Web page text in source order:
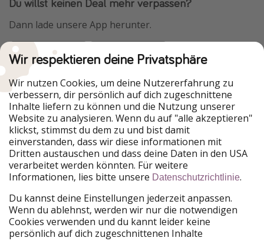
Dann lade unsere App herunter.
Urlaubspiraten ist Teil der HolidayPirates Group
Unsere Märkte
PiratinViaggio
HolidayPirates
VakantiePiraten
WakacyjniPiraci
VoyagesPirates
Ferienpiraten
Urlaubspiraten
ViajerosPiratas
TravelPirates
HolidayPirates Group
Lerne uns kennen Rechtliches
Wir respektieren deine Privatsphäre
Wir nutzen Cookies, um deine Nutzererfahrung zu
verbessern, dir persönlich auf dich zugeschnittene
Inhalte liefern zu können und die Nutzung unserer
Website zu analysieren. Wenn du auf "alle akzeptieren"
klickst, stimmst du dem zu und bist damit
einverstanden, dass wir diese informationen mit
Dritten austauschen und dass deine Daten in den USA
verarbeitet werden könnten. Für weitere
Informationen, lies bitte unsere Datenschutzrichtlinie.
Du kannst deine Einstellungen jederzeit anpassen.
Wenn du ablehnst, werden wir nur die notwendigen
Cookies verwenden und du kannt leider keine
persönlich auf dich zugeschnittenen Inhalte